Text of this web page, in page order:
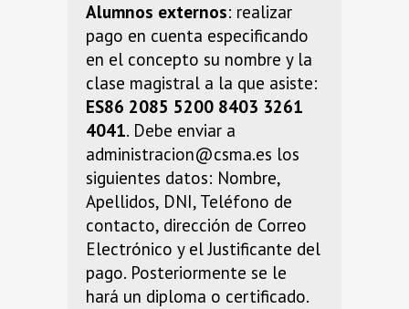
Alumnos externos: realizar
pago en cuenta especificando
en el concepto su nombre y la
clase magistral a la que asiste:
ES86 2085 5200 8403 3261
4041. Debe enviar a
administracion@csma.es los
siguientes datos: Nombre,
Apellidos, DNI, Teléfono de
contacto, dirección de Correo
Electrónico y el Justificante del
pago. Posteriormente se le
hará un diploma o certificado.